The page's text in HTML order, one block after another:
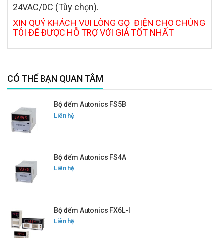
24VAC/DC (Tùy chọn).
XIN QUÝ KHÁCH VUI LÒNG GỌI ĐIỆN CHO CHÚNG
TÔI ĐỂ ĐƯỢC HỖ TRỢ VỚI GIÁ TỐT NHẤT!
CÓ THỂ BẠN QUAN TÂM
Bộ đếm Autonics FS5B
Liên hệ
Bộ đếm Autonics FS4A
Liên hệ
Bộ đếm Autonics FX6L-I
Liên hệ